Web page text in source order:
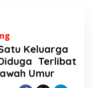
Keluarga
Terlibat
Umur